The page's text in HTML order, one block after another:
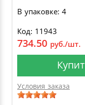
В упаковке: 4
Код: 11943
734.50 руб./шт.
Условия заказа